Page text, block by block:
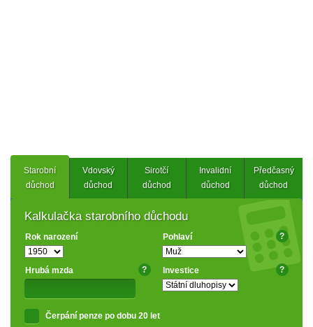
Starobní
důchod
Vdovský
důchod
Sirotčí
důchod
Invalidní
důchod
Předčasný
důchod
Kalkulačka starobního důchodu
Rok narození Pohlaví ?
Hrubá mzda ? Investice ?
Čerpání penze po dobu 20 let